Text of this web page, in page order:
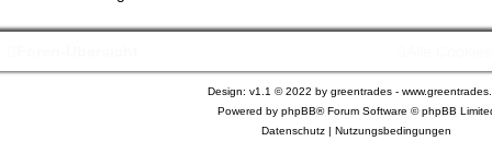
Design: v1.1 © 2022 by greentrades -
Powered by phpBB®Forum Software © phpBB
Datenschutz | Nutzungsbedingungen